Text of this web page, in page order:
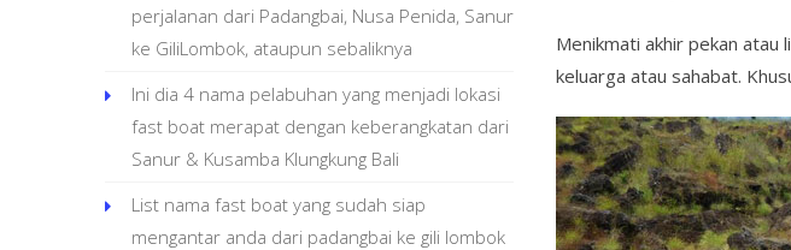
Menikmati akhir pekan atau
keluarga atau sahabat.
perjalanan dari Padangbai, Nusa Penida, Sanur
ke GiliLombok, ataupun sebaliknya
Ini dia 4 nama pelabuhan yang menjadi lokasi
fast boat merapat dengan keberangkatan dari
Sanur & Kusamba Klungkung Bali
List nama fast boat yang sudah siap
mengantar anda dari padangbai ke gili lombok